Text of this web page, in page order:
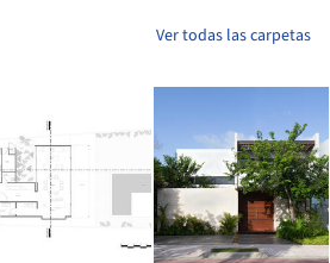
Ver todas las carpetas